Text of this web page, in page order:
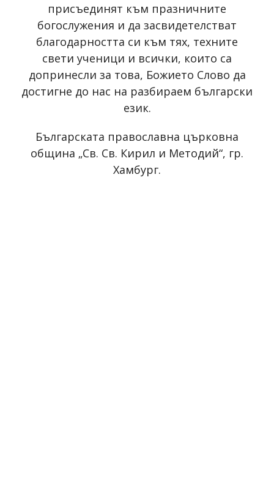
присъединят към празничните
богослужения и да засвидетелстват
благодарността си към тях, техните
свети ученици и всички, които са
допринесли за това, Божието Слово да
достигне до нас на разбираем български
език.
Българската православна църковна
община „Св. Св. Кирил и Методий“, гр.
Хамбург.